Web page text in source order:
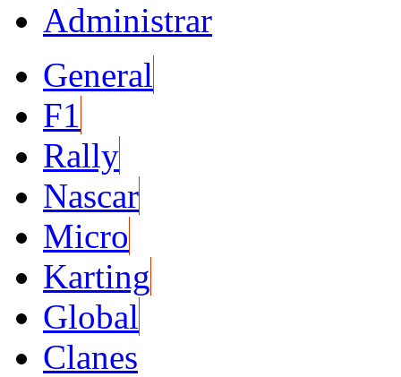
Administrar
General
F1
Rally
Nascar
Micro
Karting
Global
Clanes